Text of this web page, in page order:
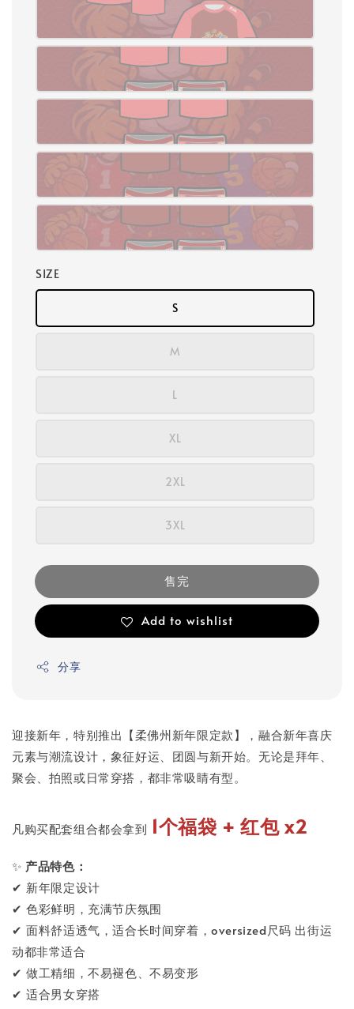
SIZE
S
M
L
XL
2XL
3XL
售完
Add to wishlist
分享
迎接新年，特别推出【柔佛州新年限定款】，融合新年喜庆
元素与潮流设计，象征好运、团圆与新开始。无论是拜年、
聚会、拍照或日常穿搭，都非常吸睛有型。
凡购买配套组合都会拿到 1个福袋 + 红包 x2
✨ 产品特色：
✔ 新年限定设计
✔ 色彩鲜明，充满节庆氛围
✔ 面料舒适透气，适合长时间穿着，oversized尺码 出街运
动都非常适合
✔ 做工精细，不易褪色、不易变形
✔ 适合男女穿搭